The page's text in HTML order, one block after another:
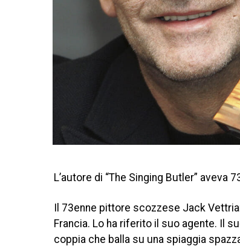
L’autore di “The Singing Butler” aveva
Il 73enne pittore scozzese Jack
Francia. Lo ha riferito il suo agente. Il
coppia che balla su una spiaggia